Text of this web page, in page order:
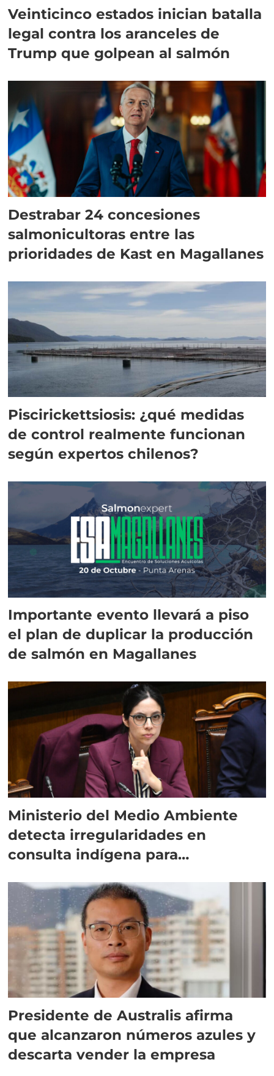
Veinticinco estados inician batalla
legal contra los aranceles de
Trump que golpean al salmón
Destrabar 24 concesiones
salmonicultoras entre las
prioridades de Kast en Magallanes
Piscirickettsiosis: ¿qué medidas
de control realmente funcionan
según expertos chilenos?
Importante evento llevará a piso
el plan de duplicar la producción
de salmón en Magallanes
Ministerio del Medio Ambiente
detecta irregularidades en
consulta indígena para
Presidente de Australis afirma
que alcanzaron números azules y
descarta vender la empresa